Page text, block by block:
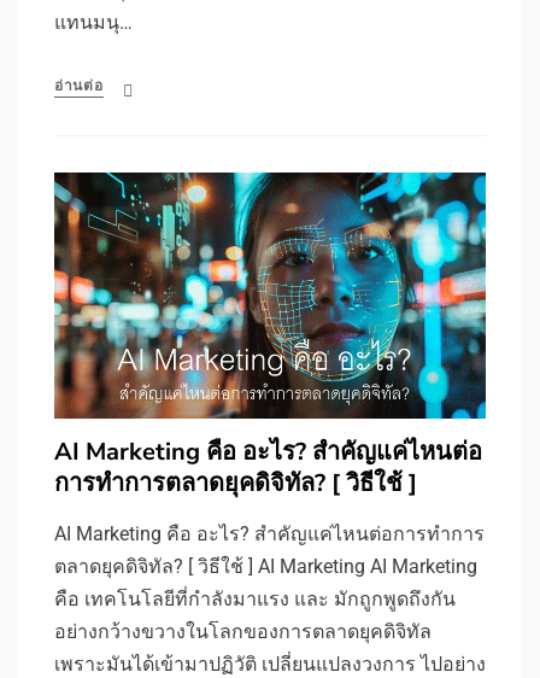
แทนมนุ…
อ่านต่อ
AI Marketing คือ อะไร? สำคัญแค่ไหนต่อ
การทำการตลาดยุคดิจิทัล? [ วิธีใช้ ]
AI Marketing คือ อะไร? สำคัญแค่ไหนต่อการทำการ
ตลาดยุคดิจิทัล? [ วิธีใช้ ] AI Marketing AI Marketing
คือ เทคโนโลยีที่กำลังมาแรง และ มักถูกพูดถึงกัน
อย่างกว้างขวางในโลกของการตลาดยุคดิจิทัล
เพราะมันได้เข้ามาปฏิวัติ เปลี่ยนแปลงวงการ ไปอย่าง